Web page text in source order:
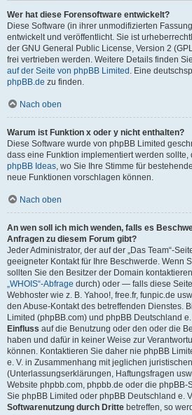
Wer hat diese Forensoftware entwickelt?
Diese Software (in ihrer unmodifizierten
entwickelt und veröffentlicht. Sie ist
der GNU General Public License, Version 2
frei vertrieben werden. Weitere Details finden Sie
auf der Seite von phpBB Limited . Eine
phpBB.de zu finden.
Nach oben
Warum ist Funktion x oder y nicht enthalten?
Diese Software wurde von phpBB Limited
dass eine Funktion implementiert werden sollte,
phpBB Ideas, wo Sie Ihre Stimme für
neue Funktionen vorschlagen können.
Nach oben
An wen soll ich mich wenden, falls es
Anfragen zu diesem Forum gibt?
Jeder Administrator, der auf der „Das Team“-
geeigneter Kontakt für Ihre Beschwerde. Wenn
sollten Sie den Besitzer der Domain
„WHOIS“-Abfrage durch) oder — falls diese
Webhoster wie z. B. Yahoo!, free.fr, funpic.de
den Abuse-Kontakt des betreffenden Dienstes.
Limited (phpBB.com) und phpBB Deutschland
Einfluss auf die Benutzung oder den oder die
haben und dafür in keiner Weise zur
können. Kontaktieren Sie daher nie phpBB
e. V. in Zusammenhang mit jeglichen
(Unterlassungserklärungen, Haftungsfragen
Website phpbb.com, phpbb.de oder die phpBB-
Sie phpBB Limited oder phpBB Deutschland e.
Softwarenutzung durch Dritte betreffen, so